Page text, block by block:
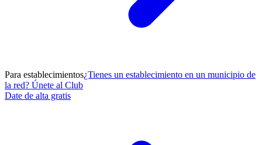
Para establecimientos¿Tienes un establecimiento en un municipio de
la red? Únete al Club
Date de alta gratis